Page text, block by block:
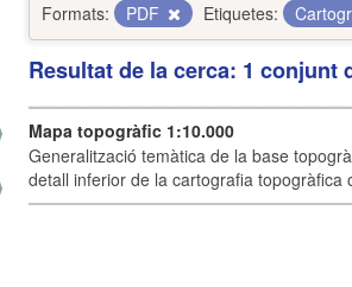
Formats:
PDF Etiquetes:
Resultat de la cerca: 1 conjunt
Mapa topogràfic 1:10.000
Generalització temàtica de la base
detall inferior de la cartografia topogràfica